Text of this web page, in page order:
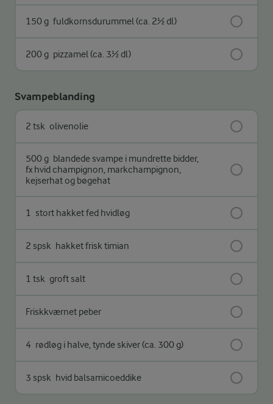
150 g fuldkornsdurummel (ca. 2½ dl)
200 g pizzamel (ca. 3½ dl)
Svampeblanding
2 tsk olivenolie
500 g blandede svampe i mundrette bidder,
fx hvid champignon, markchampignon,
kejserhat og bøgehat
1 stort hakket fed hvidløg
2 spsk hakket frisk timian
1 tsk groft salt
Friskkværnet peber
4 rødløg i halve, tynde skiver (ca. 300 g)
3 spsk hvid balsamicoeddike